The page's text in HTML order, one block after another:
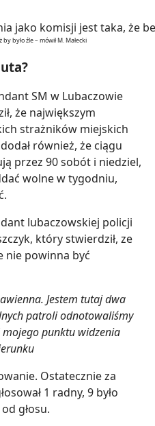
było źle – mówił M. Małecki
SM w Lubaczowie
że największym
strażników miejskich
również, że ciągu
przez 90 sobót i niedziel,
wolne w tygodniu,
lubaczowskiej policji
który stwierdził, ze
nie powinna być
Jestem tutaj dwa
patroli odnotowaliśmy
punktu widzenia
Ostatecznie za
1 radny, 9 było
głosu.